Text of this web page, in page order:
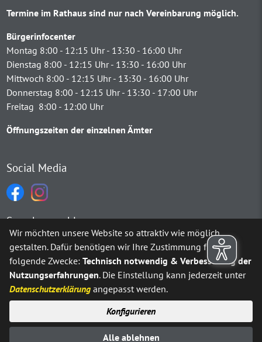
Termine im Rathaus sind nur nach Vereinbarung möglich.
Bürgerinfocenter
Montag 8:00 - 12:15 Uhr - 13:30 - 16:00 Uhr
Dienstag 8:00 - 12:15 Uhr - 13:30 - 16:00 Uhr
Mittwoch 8:00 - 12:15 Uhr - 13:30 - 16:00 Uhr
Donnerstag 8:00 - 12:15 Uhr - 13:30 - 17:00 Uhr
Freitag 8:00 - 12:00 Uhr
Öffnungszeiten der einzelnen Ämter
Social Media
Sprachauswahl
Möchten Sie vonGoogle Translate bereitgestellte externe
Ja Immer
Impressum Datenschutz
Wir möchten unsere Website so attraktiv wie möglich
gestalten. Dafür benötigen wir Ihre Zustimmung für
folgende Zwecke:Technisch notwendig & Verbesserung der
Nutzungserfahrungen. Die Einstellung kann jederzeit unter
Datenschutzerklärung angepasst werden.
Konfigurieren
Alle ablehnen